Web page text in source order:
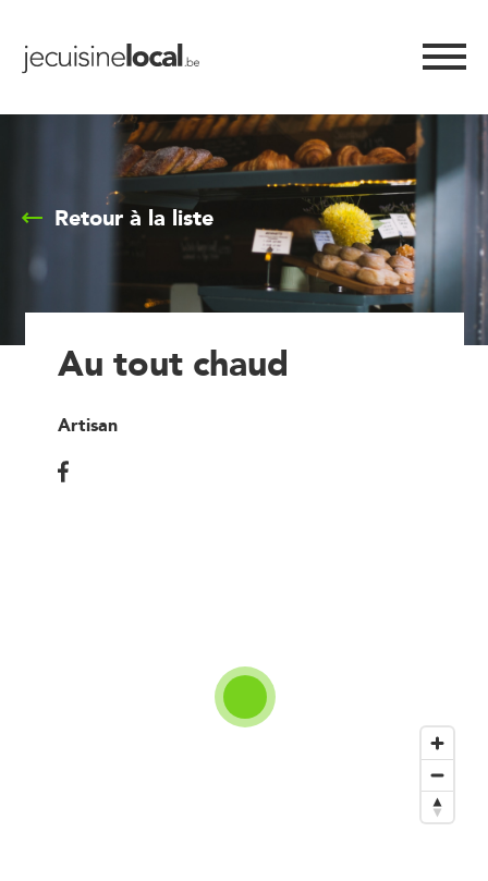
Retour à la liste
Au tout chaud
Artisan